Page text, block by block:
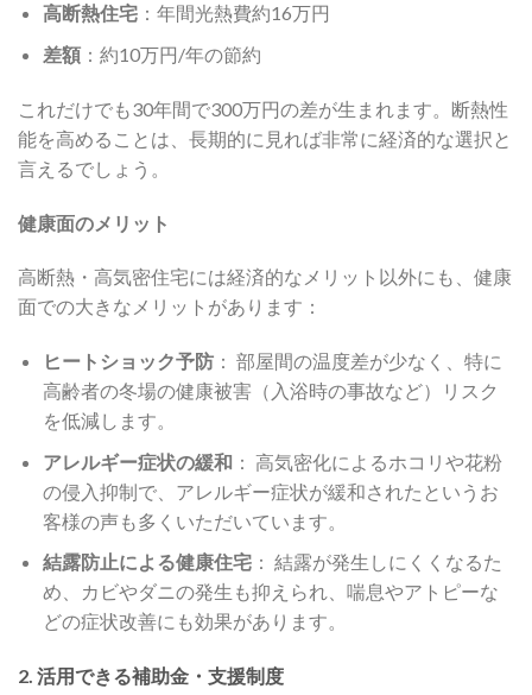
高断熱住宅：年間光熱費約16万円
差額：約10万円/年の節約
これだけでも30年間で300万円の差が生まれます。断熱性
能を高めることは、長期的に見れば非常に経済的な選択と
言えるでしょう。
健康面のメリット
高断熱・高気密住宅には経済的なメリット以外にも、健康
面での大きなメリットがあります：
ヒートショック予防： 部屋間の温度差が少なく、特に
高齢者の冬場の健康被害（入浴時の事故など）リスク
を低減します。
アレルギー症状の緩和 ： 高気密化によるホコリや花粉
の侵入抑制で、アレルギー症状が緩和されたというお
客様の声も多くいただいています。
結露防止による健康住宅： 結露が発生しにくくなるた
め、カビやダニの発生も抑えられ、喘息やアトピーな
どの症状改善にも効果があります。
2. 活用できる補助金・支援制度